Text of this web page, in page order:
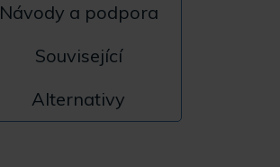
Návody a podpora
Související
Alternativy